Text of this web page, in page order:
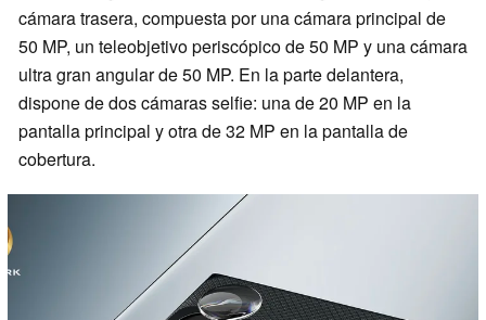
cámara trasera, compuesta por una cámara principal de
50 MP, un teleobjetivo periscópico de 50 MP y una cámara
ultra gran angular de 50 MP. En la parte delantera,
dispone de dos cámaras selfie: una de 20 MP en la
pantalla principal y otra de 32 MP en la pantalla de
cobertura.